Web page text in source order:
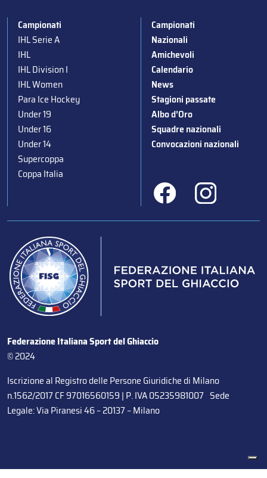
Campionati
IHL Serie A
IHL
IHL Division I
IHL Women
Para Ice Hockey
Under 19
Under 16
Under 14
Supercoppa
Coppa Italia
Campionati
Nazionali
Amichevoli
Calendario
News
Stagioni passate
Albo d’Oro
Squadre nazionali
Convocazioni nazionali
Federazione Italiana Sport del Ghiaccio
© 2024
Iscrizione al Registro delle Persone Giuridiche di Milano
n.1562/2017 CF 97016560159 | P. IVA 05235981007 Sede
Legale: Via Piranesi 46 – 20137 – Milano